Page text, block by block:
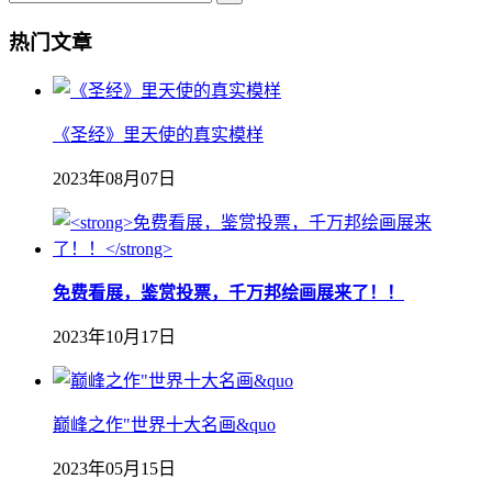
热门文章
《圣经》里天使的真实模样
2023年08月07日
免费看展，鉴赏投票，千万邦绘画展来了！！
2023年10月17日
巅峰之作"世界十大名画&quo
2023年05月15日